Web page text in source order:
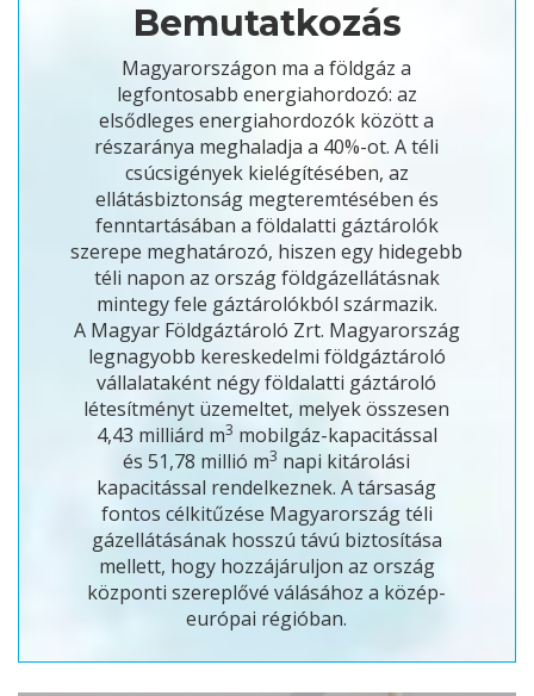
Bemutatkozás
Magyarországon ma a földgáz a
legfontosabb energiahordozó: az
elsődleges energiahordozók között a
részaránya meghaladja a 40%-ot. A téli
csúcsigények kielégítésében, az
ellátásbiztonság megteremtésében és
fenntartásában a földalatti gáztárolók
szerepe meghatározó, hiszen egy hidegebb
téli napon az ország földgázellátásnak
mintegy fele gáztárolókból származik.
A Magyar Földgáztároló Zrt. Magyarország
legnagyobb kereskedelmi földgáztároló
vállalataként négy földalatti gáztároló
létesítményt üzemeltet, melyek összesen
4,43 milliárd m3 mobilgáz-kapacitással
és 51,78 millió m3 napi kitárolási
kapacitással rendelkeznek. A társaság
fontos célkitűzése Magyarország téli
gázellátásának hosszú távú biztosítása
mellett, hogy hozzájáruljon az ország
központi szereplővé válásához a közép-
európai régióban.